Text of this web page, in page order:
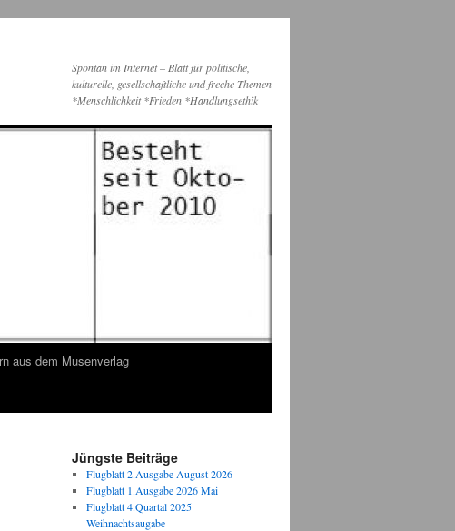
Spontan im Internet – Blatt für politische,
kulturelle, gesellschaftliche und freche Themen
*Menschlichkeit *Frieden *Handlungsethik
aus dem Musenverlag
Jüngste Beiträge
Flugblatt 2.Ausgabe August 2026
Flugblatt 1.Ausgabe 2026 Mai
Flugblatt 4.Quartal 2025
Weihnachtsaugabe